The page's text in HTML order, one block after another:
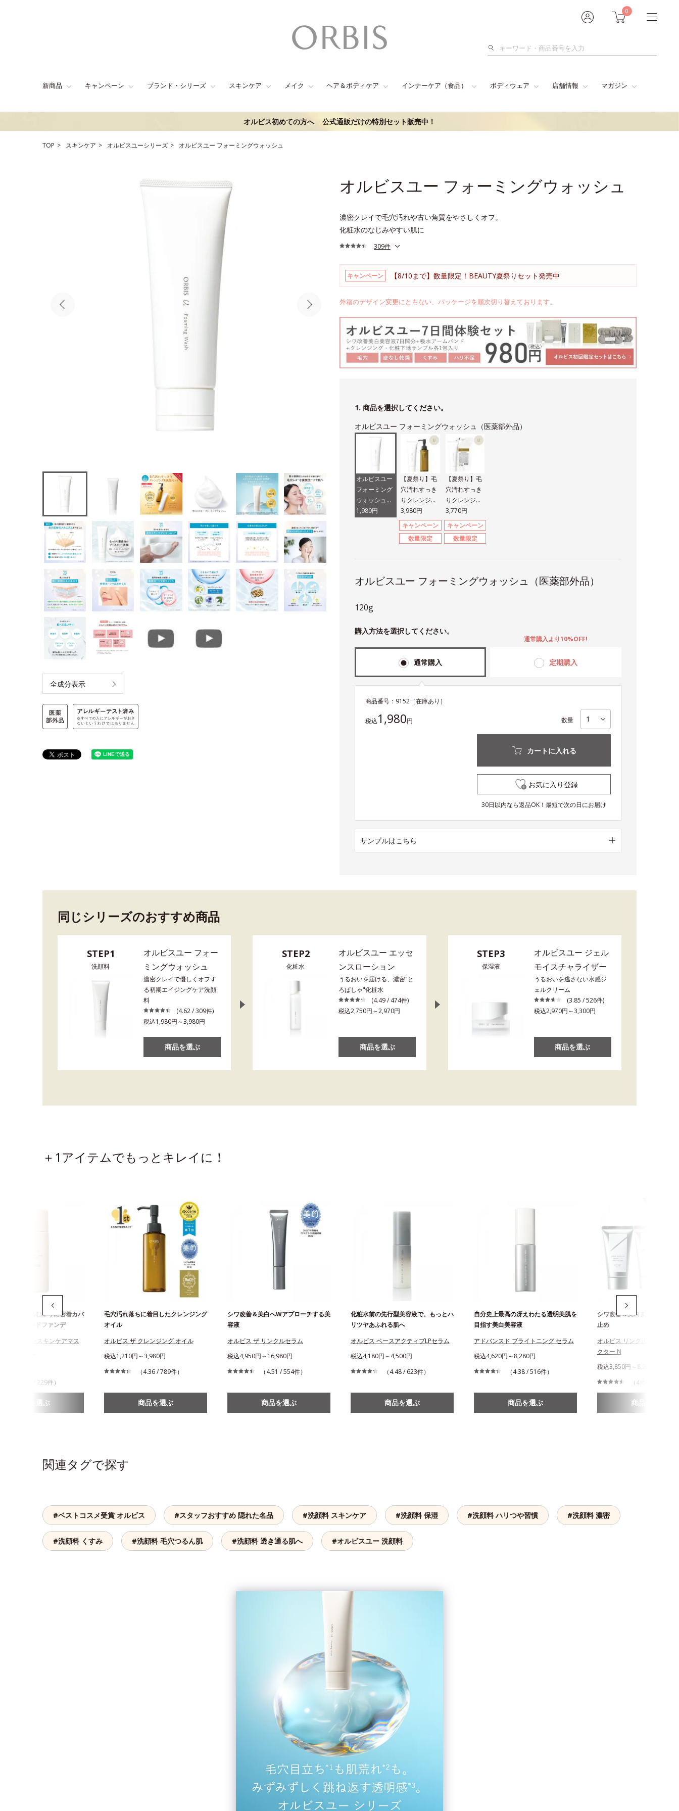
0
検
新商品 キャンペーン ブランド・シリーズ スキンケア メイク ヘア＆ボディケア インナーケア（食品） ボディウェア 店舗情報 マガジン
オルビス初めての方へ 公式通販だけの特別セット販売中！
TOP スキンケア オルビスユーシリーズ オルビスユー フォーミングウォッシュ
オルビスユー フォーミングウォッシュ
濃密クレイで毛穴汚れや古い角質をやさしくオフ。
化粧水のなじみやすい肌に
309件
キャンペーン 【8/10まで】数量限定！BEAUTY夏祭りセット発売中
外箱のデザイン変更にともない、パッケージを順次切り替えております。
全成分表示
1. 商品を選択してください。
オルビスユー フォーミングウォッシュ（医薬部外品）
オルビスユー
フォーミング
ウォッシュ
（医薬部外
1,980円
【夏祭り】毛
穴汚れすっき
りクレンジン
グ＆洗顔セッ
ト
3,980円
キャンペーン
数量限定
【夏祭り】毛
穴汚れすっき
りクレンジン
グ＆洗顔セッ
ト
3,770円
キャンペーン
数量限定
オルビスユー フォーミングウォッシュ（医薬部外品）
120g
購入方法を選択してください。
通常購入 定期購入
通常購入より10%OFF!
商品番号： 9152 ［在庫あり］
税込1,980円 数量
カートに入れる
お気に入り登録
30日以内なら返品OK！最短で次の日にお届け
サンプルはこちら
同じシリーズのおすすめ商品
STEP1
洗顔料
オルビスユー フォー
ミングウォッシュ
濃密クレイで優しくオフす
る初期エイジングケア洗顔
料
(4.62 / 309件)
税込1,980円～3,980円
商品を選ぶ
STEP2
化粧水
オルビスユー エッセ
ンスローション
うるおいを届ける、濃密"と
ろぱしゃ"化粧水
(4.49 / 474件)
税込2,750円～2,970円
商品を選ぶ
STEP3
保湿液
オルビスユー ジェル
モイスチャライザー
うるおいを逃さない水感ジ
ェルクリーム
(3.85 / 526件)
税込2,970円～3,300円
商品を選ぶ
＋1アイテムでもっとキレイに！
しくとけ込むように密着カバ
レスリキッドファンデ
ユー カラースキンケアマス
（3.76 / 229件）
商品を選ぶ
毛穴汚れ落ちに着目したクレンジング
オイル
オルビス ザ クレンジング オイル
税込1,210円～3,980円
（4.36 / 789件）
商品を選ぶ
シワ改善＆美白へWアプローチする美
容液
オルビス ザ リンクルセラム
税込4,950円～16,980円
（4.51 / 554件）
商品を選ぶ
化粧水前の先行型美容液で、もっとハ
リツヤあふれる肌へ
オルビス ベースアクティブLPセラム
税込4,180円～4,500円
（4.48 / 623件）
商品を選ぶ
自分史上最高の冴えわたる透明美肌を
目指す美白美容液
アドバンスド ブライトニング セラム
税込4,620円～8,280円
（4.38 / 516件）
商品を選ぶ
シワ改善＆美白まで叶える薬
止め
オルビス リンクルブライト
クター N
税込3,850円～8,280円
（4.64 / 863件）
商品を選ぶ
関連タグで探す
#ベストコスメ受賞 オルビス #スタッフおすすめ 隠れた名品 #洗顔料 スキンケア #洗顔料 保湿 #洗顔料 ハリつや習慣 #洗顔料 濃密
#洗顔料 くすみ #洗顔料 毛穴つるん肌 #洗顔料 透き通る肌へ #オルビスユー 洗顔料